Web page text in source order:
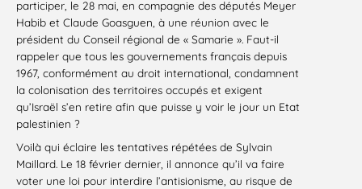
participer, le 28 mai, en compagnie des députés Meyer
Habib et Claude Goasguen, à une réunion avec le
président du Conseil régional de « Samarie ». Faut-il
rappeler que tous les gouvernements français depuis
1967, conformément au droit international, condamnent
la colonisation des territoires occupés et exigent
qu’Israël s’en retire afin que puisse y voir le jour un Etat
palestinien ?
Voilà qui éclaire les tentatives répétées de Sylvain
Maillard. Le 18 février dernier, il annonce qu’il va faire
voter une loi pour interdire l’antisionisme, au risque de